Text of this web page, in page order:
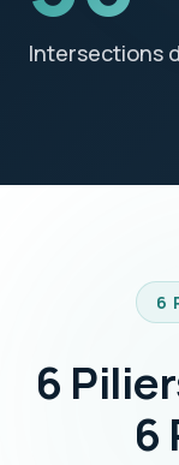
Intersections
6
6
6